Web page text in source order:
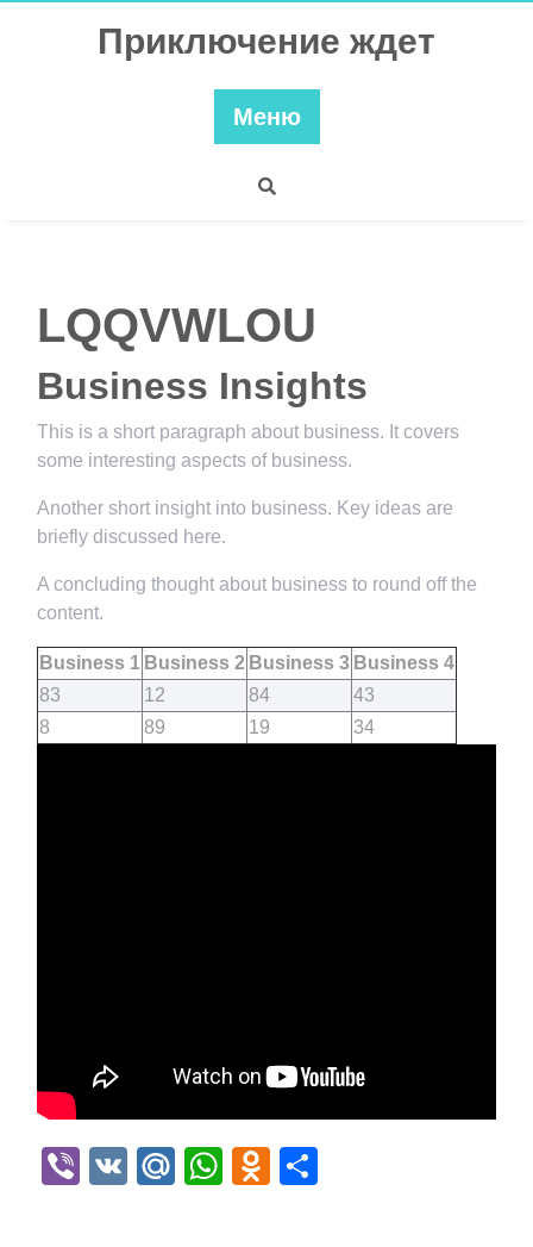
Приключение ждет
Меню
LQQVWLOU
Business Insights
This is a short paragraph about business. It covers
some interesting aspects of business.
Another short insight into business. Key ideas are
briefly discussed here.
A concluding thought about business to round off the
content.
Business 1 Business 2 Business 3 Business 4
83
12 84
43
8
89 19 34
Viber
VK Mail.Ru
WhatsApp
Odnoklassniki